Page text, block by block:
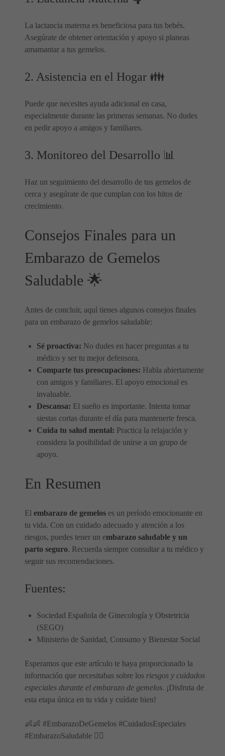
La lactancia materna es beneficiosa para tus bebés.
Asegúrate de obtener orientación y apoyo si planeas
amamantar a tus gemelos.
2. Asistencia en el Hogar 👪
Puede que necesites ayuda adicional en casa,
especialmente durante las primeras semanas. No dudes
en pedir apoyo a amigos y familiares.
3. Monitoreo del Desarrollo 📊
Haz un seguimiento del desarrollo de tus gemelos de
cerca y asegúrate de que cumplan con los hitos de
crecimiento.
Consejos Finales para un
Embarazo de Gemelos
Saludable 🌟
Antes de concluir, aquí tienes algunos consejos finales
para un embarazo de gemelos saludable:
Sé proactiva: No dudes en hacer preguntas a tu
médico y ser tu mejor defensora.
Comparte tus preocupaciones: Habla abiertamente
con amigos y familiares. El apoyo emocional es
invaluable.
Descansa: El sueño es importante. Intenta tomar
siestas cortas durante el día para mantenerte fresca.
Cuida tu salud mental: Practica la relajación y
considera la posibilidad de unirse a un grupo de
apoyo.
En Resumen
El embarazo de gemelos es un período emocionante en
tu vida. Con un cuidado adecuado y atención a los
riesgos, puedes tener un embarazo saludable y un
parto seguro. Recuerda siempre consultar a tu médico y
seguir sus recomendaciones.
Fuentes:
Sociedad Española de Ginecología y Obstetricia
(SEGO)
Ministerio de Sanidad, Consumo y Bienestar Social
Esperamos que este artículo te haya proporcionado la
información que necesitabas sobre los riesgos y cuidados
especiales durante el embarazo de gemelos. ¡Disfruta de
esta etapa única en tu vida y cuídate bien!
👶👶 #EmbarazoDeGemelos #CuidadosEspeciales
#EmbarazoSaludable 👩‍⚕️